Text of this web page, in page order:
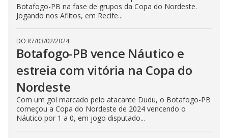
Botafogo-PB na fase de grupos da Copa do Nordeste.
Jogando nos Aflitos, em Recife...
DO R7/03/02/2024
Botafogo-PB vence Náutico e
estreia com vitória na Copa do
Nordeste
Com um gol marcado pelo atacante Dudu, o Botafogo-PB
começou a Copa do Nordeste de 2024 vencendo o
Náutico por 1 a 0, em jogo disputado...